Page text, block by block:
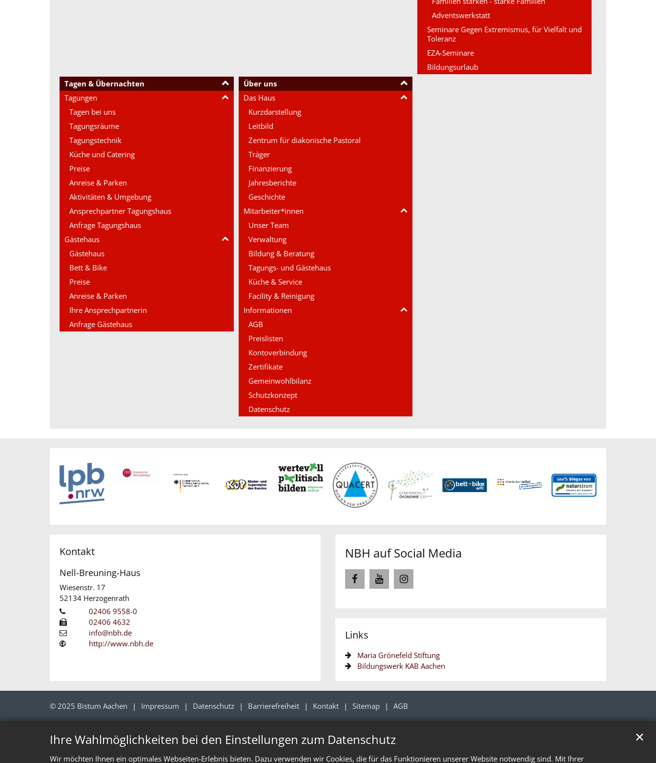
Ihre Wahlmöglichkeiten bei den Einstellungen zum Datenschutz
Wir möchten Ihnen ein optimales Webseiten-Erlebnis bieten. Dazu verwenden wir Cookies, die für das Funktionieren unserer Website notwendig sind. Mit Ihrer
✕
Adventswerkstatt
Seminare Gegen Extremismus, für Vielfalt und
Toleranz
EZA-Seminare
Bildungsurlaub
Tagen & Übernachten
Tagungen
Tagen bei uns
Tagungsräume
Tagungstechnik
Küche und Catering
Preise
Anreise & Parken
Aktivitäten & Umgebung
Ansprechpartner Tagungshaus
Anfrage Tagungshaus
Gästehaus
Gästehaus
Bett & Bike
Preise
Anreise & Parken
Ihre Ansprechpartnerin
Anfrage Gästehaus
Über uns
Das Haus
Kurzdarstellung
Leitbild
Zentrum für diakonische Pastoral
Träger
Finanzierung
Jahresberichte
Geschichte
Mitarbeiter*innen
Unser Team
Verwaltung
Bildung & Beratung
Tagungs- und Gästehaus
Küche & Service
Facility & Reinigung
Informationen
AGB
Preislisten
Kontoverbindung
Zertifikate
Gemeinwohlbilanz
Schutzkonzept
Datenschutz
Kontakt
Nell-Breuning-Haus
Wiesenstr. 17
52134 Herzogenrath
02406 9558-0
02406 4632
info@nbh.de
http://www.nbh.de
NBH auf Social Media
Links
Maria Grönefeld Stiftung
Bildungswerk KAB Aachen
© 2025 Bistum Aachen Impressum Datenschutz Barrierefreiheit Kontakt Sitemap AGB